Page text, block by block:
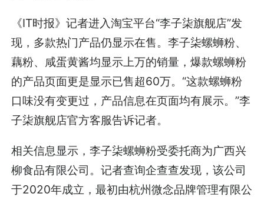
《IT时报》记者进入淘宝平台“李子柒旗舰店”发
现，多款热门产品仍显示在售。李子柒螺蛳粉、
藕粉、咸蛋黄酱均显示上万的销量，爆款螺蛳粉
的产品页面更是显示已售超60万。“这款螺蛳粉
口味没有变更过，产品信息在页面均有展示。”李
子柒旗舰店官方客服告诉记者。
相关信息显示，李子柒螺蛳粉受委托商为广西兴
柳食品有限公司。记者查询企查查发现，该公司
于2020年成立，最初由杭州微念品牌管理有限公